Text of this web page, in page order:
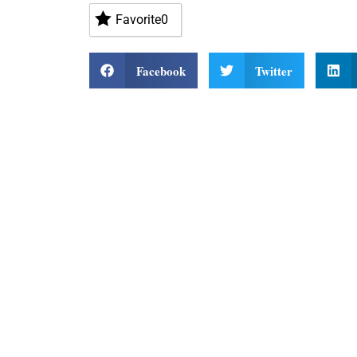
Favorite0
Facebook Twitter